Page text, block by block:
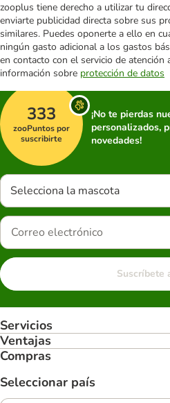
zooplus tiene derecho a utilizar tu
enviarte publicidad directa sobre sus
similares. Puedes oponerte a ello en
ningún gasto adicional a los gastos
en contacto con el servicio de atención
información sobre protección de datos
333
zooPuntos por
suscribirte
¡No te pierdas
personalizados,
novedades!
Selecciona la mascota
Suscríbete
Servicios
Ventajas
Compras
Seleccionar país